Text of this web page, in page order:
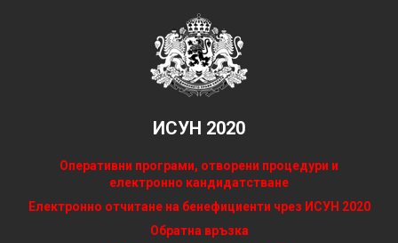
ИСУН 2020
Оперативни програми, отворени процедури и
електронно кандидатстване
Електронно отчитане на бенефициенти чрез ИСУН 2020
Обратна връзка